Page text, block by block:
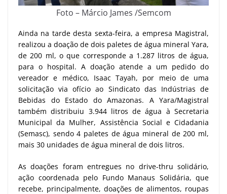
Foto – Márcio James /Semcom
Ainda na tarde desta sexta-feira, a empresa Magistral,
realizou a doação de dois paletes de água mineral Yara,
de 200 ml, o que corresponde a 1.287 litros de água,
para o hospital. A doação atende a um pedido do
vereador e médico, Isaac Tayah, por meio de uma
solicitação via ofício ao Sindicato das Indústrias de
Bebidas do Estado do Amazonas. A Yara/Magistral
também distribuiu 3.944 litros de água à Secretaria
Municipal da Mulher, Assistência Social e Cidadania
(Semasc), sendo 4 paletes de água mineral de 200 ml,
mais 30 unidades de água mineral de dois litros.
As doações foram entregues no drive-thru solidário,
ação coordenada pelo Fundo Manaus Solidária, que
recebe, principalmente, doações de alimentos, roupas